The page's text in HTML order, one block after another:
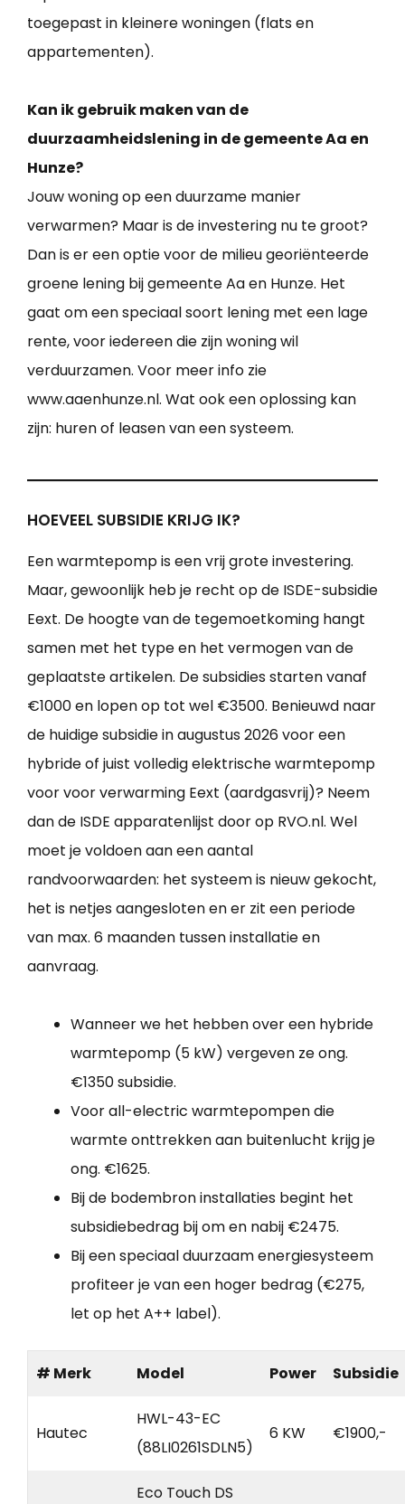
toegepast in kleinere woningen (flats en
appartementen).
Kan ik gebruik maken van de
duurzaamheidslening in de gemeente Aa en
Hunze?
Jouw woning op een duurzame manier
verwarmen? Maar is de investering nu te groot?
Dan is er een optie voor de milieu georiënteerde
groene lening bij gemeente Aa en Hunze. Het
gaat om een speciaal soort lening met een lage
rente, voor iedereen die zijn woning wil
verduurzamen. Voor meer info zie
www.aaenhunze.nl. Wat ook een oplossing kan
zijn: huren of leasen van een systeem.
HOEVEEL SUBSIDIE KRIJG IK?
Een warmtepomp is een vrij grote investering.
Maar, gewoonlijk heb je recht op de ISDE-subsidie
Eext. De hoogte van de tegemoetkoming hangt
samen met het type en het vermogen van de
geplaatste artikelen. De subsidies starten vanaf
€1000 en lopen op tot wel €3500. Benieuwd naar
de huidige subsidie in augustus 2026 voor een
hybride of juist volledig elektrische warmtepomp
voor voor verwarming Eext (aardgasvrij)? Neem
dan de ISDE apparatenlijst door op RVO.nl. Wel
moet je voldoen aan een aantal
randvoorwaarden: het systeem is nieuw gekocht,
het is netjes aangesloten en er zit een periode
van max. 6 maanden tussen installatie en
aanvraag.
Wanneer we het hebben over een hybride
warmtepomp (5 kW) vergeven ze ong.
€1350 subsidie.
Voor all-electric warmtepompen die
warmte onttrekken aan buitenlucht krijg je
ong. €1625.
Bij de bodembron installaties begint het
subsidiebedrag bij om en nabij €2475.
Bij een speciaal duurzaam energiesysteem
profiteer je van een hoger bedrag (€275,
let op het A++ label).
# Merk Model Power Subsidie
Hautec
HWL-43-EC
(88LI0261SDLN5)
6 KW €1900,-
Eco Touch DS